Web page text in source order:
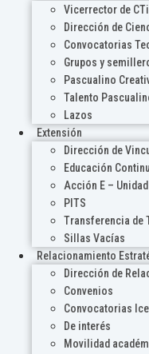
Vicerrector de
Dirección de
Convocatorias
Grupos y
Pascualino
Talento
Lazos
Extensión
Dirección de
Educación
Acción E –
PITS
Transferencia de
Sillas Vacías
Relacionamiento
Dirección de
Convenios
Convocatorias
De interés
Movilidad